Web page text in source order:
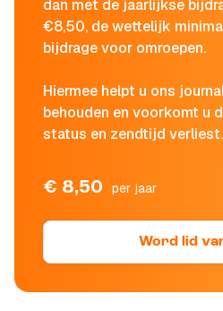
dan met de jaarlijkse
€8,50, de wettelijk
bijdrage voor omroepen.
Hiermee helpt u ons
behouden en voorkomt u
status en zendtijd verliest.
€ 8,50 per jaar
Word lid